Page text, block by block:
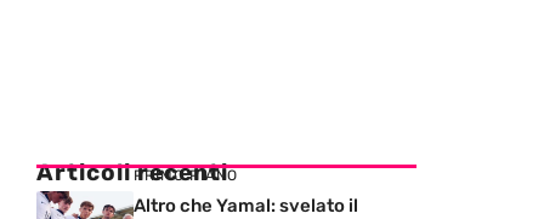
Articoli recenti
PRIMO PIANO
Altro che Yamal: svelato il